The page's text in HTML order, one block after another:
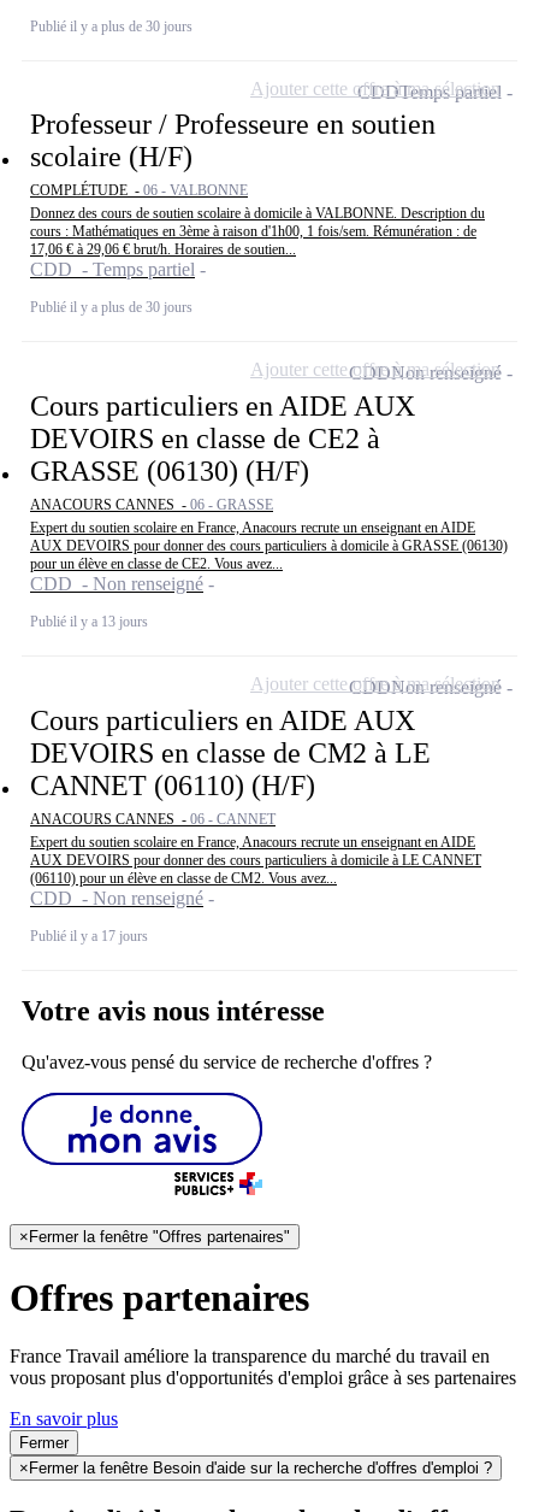
Publié il y a plus de 30 jours
Professeur / Professeure en soutien
scolaire (H/F)
COMPLÉTUDE - 06 - VALBONNE
Donnez des cours de soutien scolaire à domicile à VALBONNE. Description du
cours : Mathématiques en 3ème à raison d'1h00, 1 fois/sem. Rémunération : de
17,06 € à 29,06 € brut/h. Horaires de soutien...
CDD - Temps partiel
Publié il y a plus de 30 jours
CDDTemps partiel
Ajouter cette offre à ma sélection
Cours particuliers en AIDE AUX
DEVOIRS en classe de CE2 à
GRASSE (06130) (H/F)
ANACOURS CANNES - 06 - GRASSE
Expert du soutien scolaire en France, Anacours recrute un enseignant en AIDE
AUX DEVOIRS pour donner des cours particuliers à domicile à GRASSE (06130)
pour un élève en classe de CE2. Vous avez...
CDD - Non renseigné
Publié il y a 13 jours
CDDNon renseigné
Ajouter cette offre à ma sélection
Cours particuliers en AIDE AUX
DEVOIRS en classe de CM2 à LE
CANNET (06110) (H/F)
ANACOURS CANNES - 06 - CANNET
Expert du soutien scolaire en France, Anacours recrute un enseignant en AIDE
AUX DEVOIRS pour donner des cours particuliers à domicile à LE CANNET
(06110) pour un élève en classe de CM2. Vous avez...
CDD - Non renseigné
Publié il y a 17 jours
CDDNon renseigné
Ajouter cette offre à ma sélection
Votre avis nous intéresse
Qu'avez-vous pensé du service de recherche d'offres ?
× Fermer la fenêtre "Offres partenaires"
Offres partenaires
France Travail améliore la transparence du marché du travail en
vous proposant plus d'opportunités d'emploi grâce à ses partenaires
En savoir plus
Fermer
× Fermer la fenêtre Besoin d'aide sur la recherche d'offres d'emploi ?